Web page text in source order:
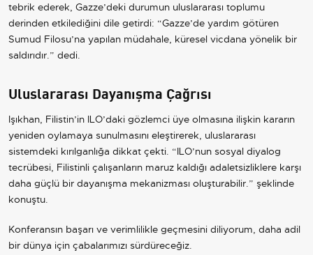
tebrik ederek, Gazze’deki durumun uluslararası toplumu
derinden etkilediğini dile getirdi: “Gazze’de yardım götüren
Sumud Filosu’na yapılan müdahale, küresel vicdana yönelik bir
saldırıdır.” dedi.
Uluslararası Dayanışma Çağrısı
Işıkhan, Filistin’in ILO’daki gözlemci üye olmasına ilişkin kararın
yeniden oylamaya sunulmasını eleştirerek, uluslararası
sistemdeki kırılganlığa dikkat çekti. “ILO’nun sosyal diyalog
tecrübesi, Filistinli çalışanların maruz kaldığı adaletsizliklere karşı
daha güçlü bir dayanışma mekanizması oluşturabilir.” şeklinde
konuştu.
Konferansın başarı ve verimlilikle geçmesini diliyorum, daha adil
bir dünya için çabalarımızı sürdüreceğiz.